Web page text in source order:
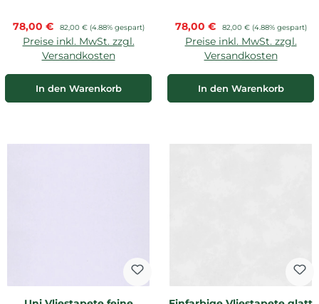
Verkaufspreis:
78,00 € Regulärer Preis:
82,00 € (4.88% gespart)
Preise inkl. MwSt. zzgl.
Versandkosten
In den Warenkorb
Verkaufspreis:
78,00 € Regulärer Preis:
82,00 € (4.88% gespart)
Preise inkl. MwSt. zzgl.
Versandkosten
In den Warenkorb